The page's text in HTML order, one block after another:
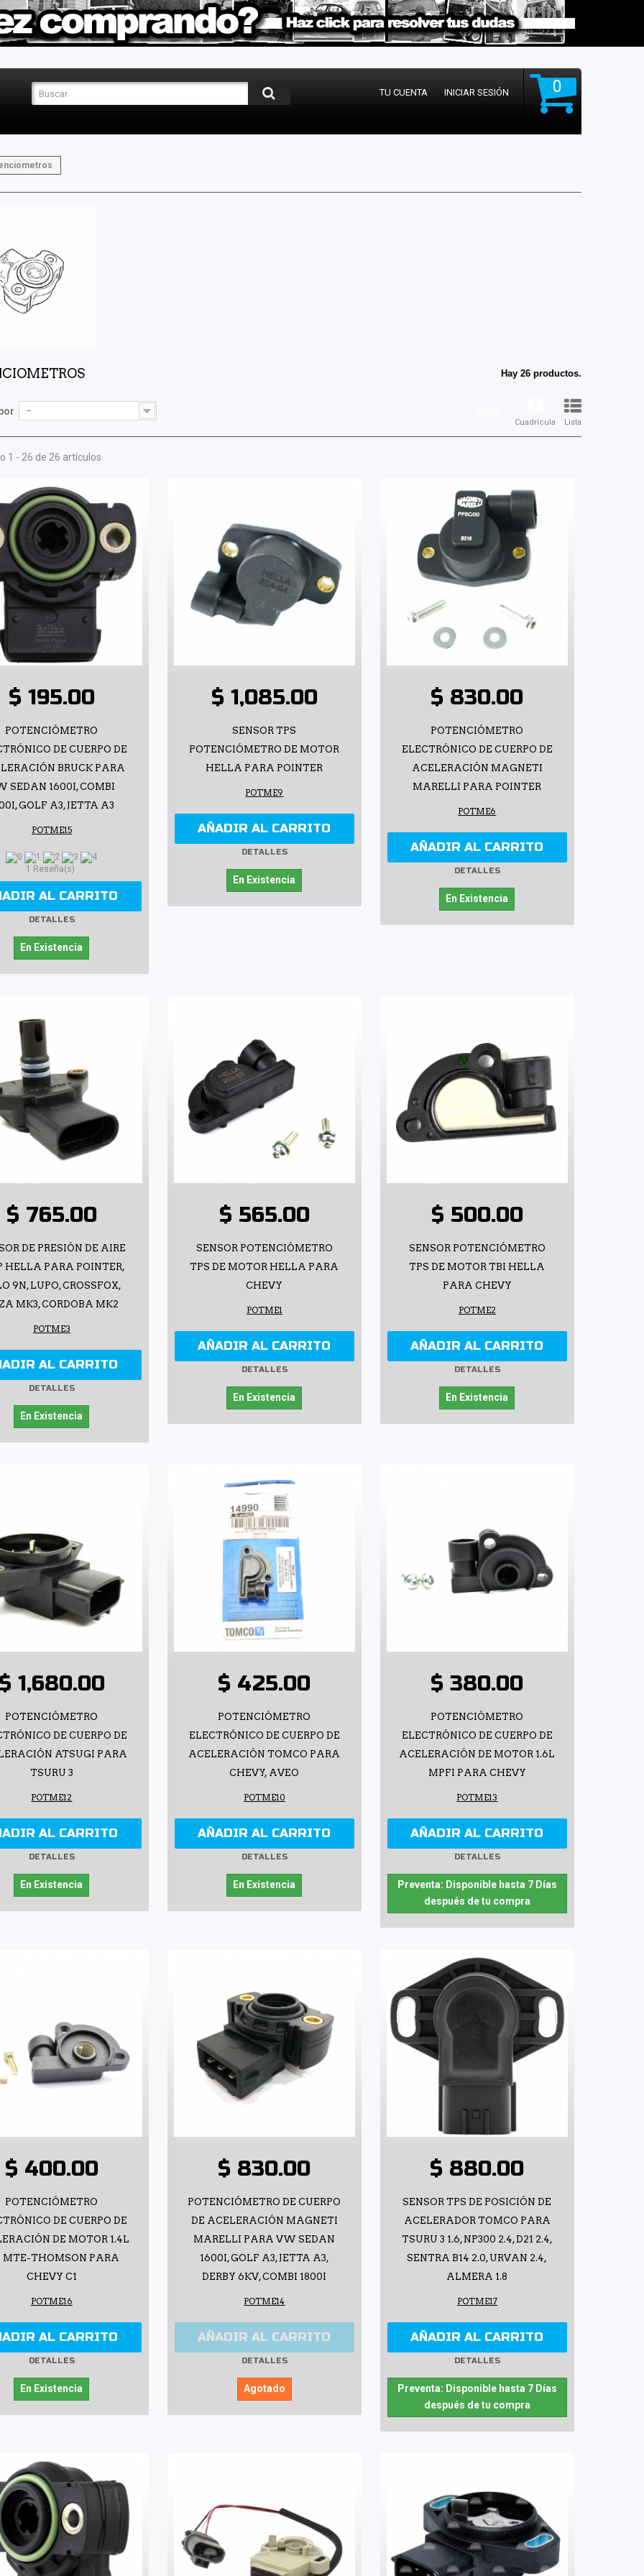
0
TU CUENTA INICIAR SESIÓN
Hay 26 productos.
Cuadrícula Lista
--
1 - 26 de 26 artículos
$ 195.00
POTENCIÓMETRO
DE CUERPO DE
BRUCK PARA
SEDAN 1600I, COMBI
GOLF A3, JETTA A3
POTME15
1 Reseña(s)
AL CARRITO
DETALLES
En Existencia
$ 1,085.00
SENSOR TPS
POTENCIÓMETRO DE MOTOR
HELLA PARA POINTER
POTME9
AÑADIR AL CARRITO
DETALLES
En Existencia
$ 830.00
POTENCIÓMETRO
ELECTRÓNICO DE CUERPO DE
ACELERACIÓN MAGNETI
MARELLI PARA POINTER
POTME6
AÑADIR AL CARRITO
DETALLES
En Existencia
$ 765.00
DE PRESIÓN DE AIRE
HELLA PARA POINTER,
9N, LUPO, CROSSFOX,
MK3, CORDOBA MK2
POTME3
AL CARRITO
DETALLES
En Existencia
$ 565.00
SENSOR POTENCIÓMETRO
TPS DE MOTOR HELLA PARA
CHEVY
POTME1
AÑADIR AL CARRITO
DETALLES
En Existencia
$ 500.00
SENSOR POTENCIÓMETRO
TPS DE MOTOR TBI HELLA
PARA CHEVY
POTME2
AÑADIR AL CARRITO
DETALLES
En Existencia
1,680.00
POTENCIÓMETRO
DE CUERPO DE
ATSUGI PARA
TSURU 3
POTME12
AL CARRITO
DETALLES
En Existencia
$ 425.00
POTENCIÓMETRO
ELECTRÓNICO DE CUERPO DE
ACELERACIÓN TOMCO PARA
CHEVY, AVEO
POTME10
AÑADIR AL CARRITO
DETALLES
En Existencia
$ 380.00
POTENCIÓMETRO
ELECTRÓNICO DE CUERPO DE
ACELERACIÓN DE MOTOR 1.6L
MPFI PARA CHEVY
POTME13
AÑADIR AL CARRITO
DETALLES
Preventa: Disponible hasta 7 Días
después de tu compra
$ 400.00
POTENCIÓMETRO
DE CUERPO DE
DE MOTOR 1.4L
MTE-THOMSON PARA
CHEVY C1
POTME16
AL CARRITO
DETALLES
En Existencia
$ 830.00
POTENCIÓMETRO DE CUERPO
DE ACELERACIÓN MAGNETI
MARELLI PARA VW SEDAN
1600I, GOLF A3, JETTA A3,
DERBY 6KV, COMBI 1800I
POTME14
AÑADIR AL CARRITO
DETALLES
Agotado
$ 880.00
SENSOR TPS DE POSICIÓN DE
ACELERADOR TOMCO PARA
TSURU 3 1.6, NP300 2.4, D21 2.4,
SENTRA B14 2.0, URVAN 2.4,
ALMERA 1.8
POTME17
AÑADIR AL CARRITO
DETALLES
Preventa: Disponible hasta 7 Días
después de tu compra